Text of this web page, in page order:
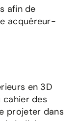
afin de
acquéreur-
en 3D
des
projeter dans